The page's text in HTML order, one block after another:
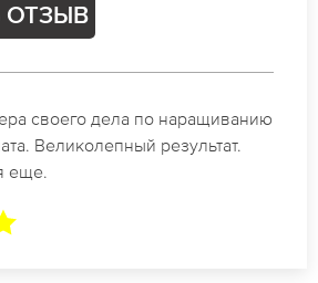
ОТЗЫВ
Заказывала наращивание
для мероприятия. За 2 часа